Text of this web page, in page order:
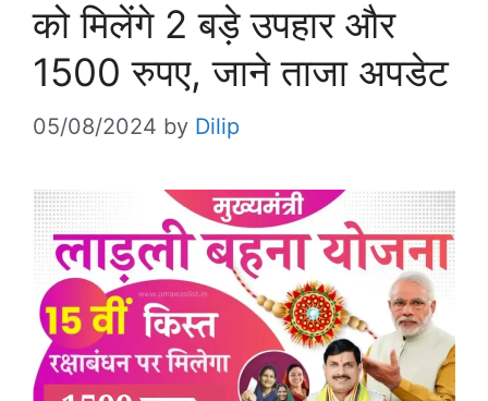
को मिलेंगे 2 बड़े उपहार और
1500 रुपए, जाने ताजा अपडेट
05/08/2024 by Dilip